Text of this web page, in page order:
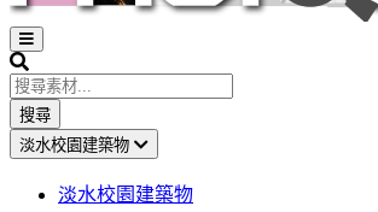
Open
sidebar
Search
搜尋
淡水校園建築物
淡水校園建築物